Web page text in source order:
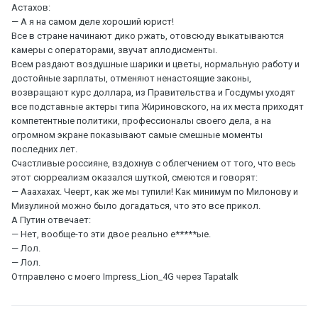
Астахов:
— А я на самом деле хороший юрист!
Все в стране начинают дико ржать, отовсюду выкатываются
камеры с операторами, звучат аплодисменты.
Всем раздают воздушные шарики и цветы, нормальную работу и
достойные зарплаты, отменяют ненастоящие законы,
возвращают курс доллара, из Правительства и Госдумы уходят
все подставные актеры типа Жириновского, на их места приходят
компетентные политики, профессионалы своего дела, а на
огромном экране показывают самые смешные моменты
последних лет.
Счастливые россияне, вздохнув с облегчением от того, что весь
этот сюрреализм оказался шуткой, смеются и говорят:
— Ааахахах. Чеерт, как же мы тупили! Как минимум по Милонову и
Мизулиной можно было догадаться, что это все прикол.
А Путин отвечает:
— Нет, вообще-то эти двое реально е*****ые.
— Лол.
— Лол.
Отправлено с моего Impress_Lion_4G через Tapatalk